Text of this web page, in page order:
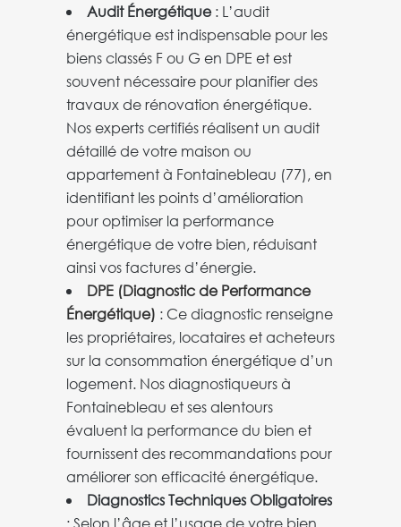
Audit Énergétique: L’audit
énergétique est indispensable pour les
biens classés F ou G en DPE et est
souvent nécessaire pour planifier des
travaux de rénovation énergétique.
Nos experts certifiés réalisent un audit
détaillé de votre maison ou
appartement à Fontainebleau (77), en
identifiant les points d’amélioration
pour optimiser la performance
énergétique de votre bien, réduisant
ainsi vos factures d’énergie.
DPE (Diagnostic de Performance
Énergétique) : Ce diagnostic renseigne
les propriétaires, locataires et acheteurs
sur la consommation énergétique d’un
logement. Nos diagnostiqueurs à
Fontainebleau et ses alentours
évaluent la performance du bien et
fournissent des recommandations pour
améliorer son efficacité énergétique.
Diagnostics Techniques Obligatoires
: Selon l’âge et l’usage de votre bien,